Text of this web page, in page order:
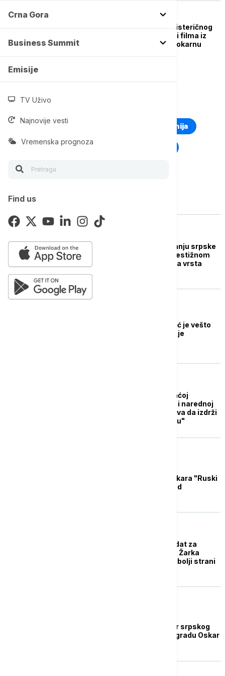
Crna Gora
Business Summit
Emisije
TV Uživo
Najnovije vesti
Vremenska prognoza
Find us
AKTUELNO IZ KULTURE
Od "Linije želje" do "Histeričnog
napada smeha": Četiri filma iz
Srbije na Festivalu u Lokarnu
TOP TAGOVI
Euronews Montenegro Kosovo i Metohija
Rat u Ukrajini Kriza na Bliskom istoku
Ivan Karl o predstavljanju srpske
kinematografije na prestižnom
festivalu: "Kan je jedna vrsta
Karl: Reditelj Milinković je vešto
išao kroz žanrove, bio je
Miroslav Lekić o domaćoj
kinematografiji u ovoj i narednoj
godini: "Naš film uspeva da izdrži
komercijalnu utakmicu"
Srpski kandidat za Oskara "Ruski
konzul" kreće u Holivud
Odabran srpski kandidat za
Oskara: Poslednji film Žarka
Lauševića u trci za najbolji strani
Počela prijava za izbor srpskog
filma kandidata za nagradu Oskar